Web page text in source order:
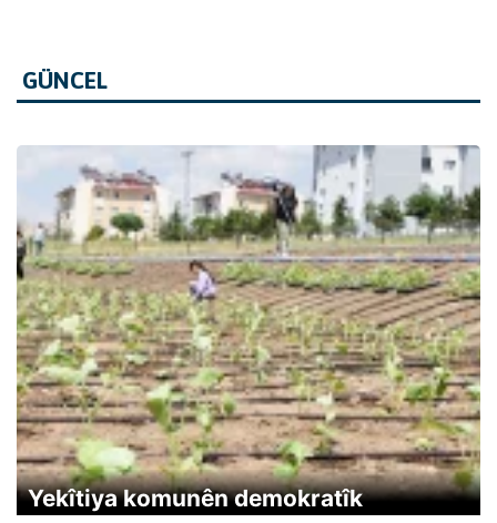
GÜNCEL
Yekîtiya komunên demokratîk